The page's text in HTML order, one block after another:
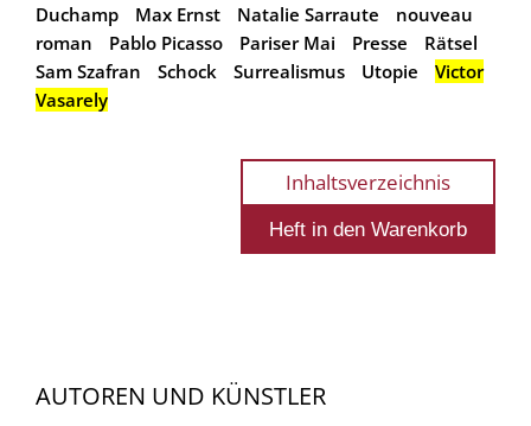
Duchamp
Max Ernst Natalie Sarraute
nouveau
roman
Pablo Picasso Pariser Mai Presse
Rätsel
Sam Szafran
Schock Surrealismus Utopie
Victor
Vasarely
Inhaltsverzeichnis
AUTOREN UND KÜNSTLER